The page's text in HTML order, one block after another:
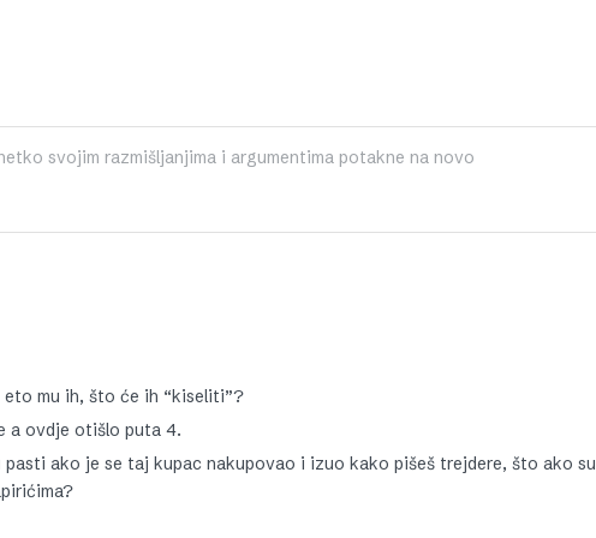
svojim razmišljanjima i argumentima potakne na novo
mu ih, što će ih “kiseliti”?
a ovdje otišlo puta 4.
ako je se taj kupac nakupovao i izuo kako pišeš trejdere, što ako su